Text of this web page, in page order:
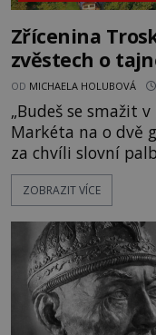
Zřícenina
zvěstech o
OD MICHAELA HOLUBOVÁ
„Budeš se smažit
Markéta na o dvě
za chvíli slovní
katolička, druhá
nich se usídlí na
mezi vůdce
skutečně jistou
ZOBRAZIT VÍCE